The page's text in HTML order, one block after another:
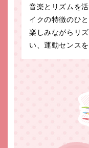
音楽とリズムを
イクの特徴のひと
楽しみながらリ
い、運動センスを